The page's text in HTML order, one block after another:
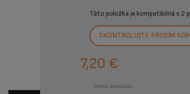
Táto položka je kompatibilná s 2
SKONTROLUJTE PROSÍM
7,20 €
Stock available.